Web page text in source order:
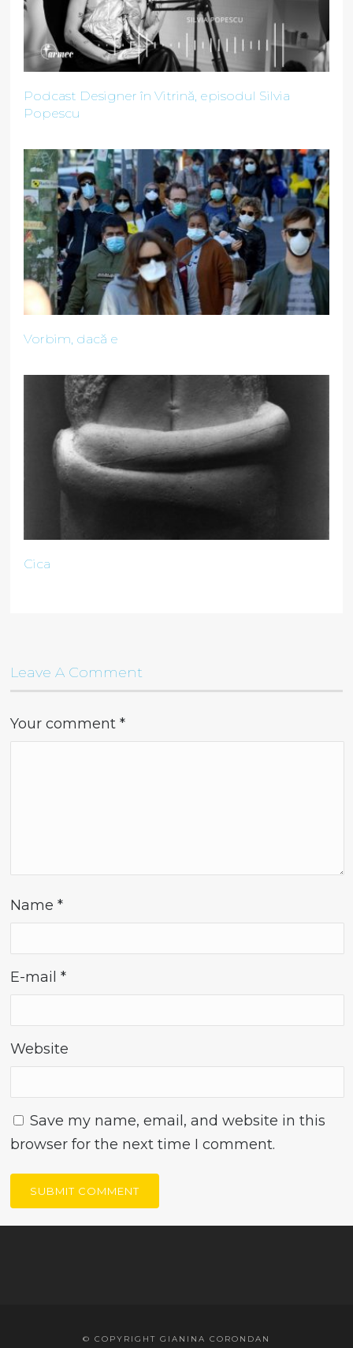
Podcast Designer în Vitrină, episodul Silvia
Popescu
Vorbim, dacă e
Cica
Leave A Comment
Your comment*
Name*
E-mail*
Website
Save my name, email, and website in this
browser for the next time I comment.
© COPYRIGHT GIANINA CORONDAN